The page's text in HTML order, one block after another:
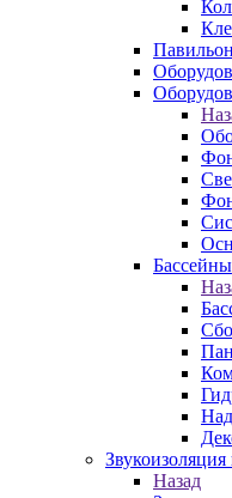
Бассейны
Назад